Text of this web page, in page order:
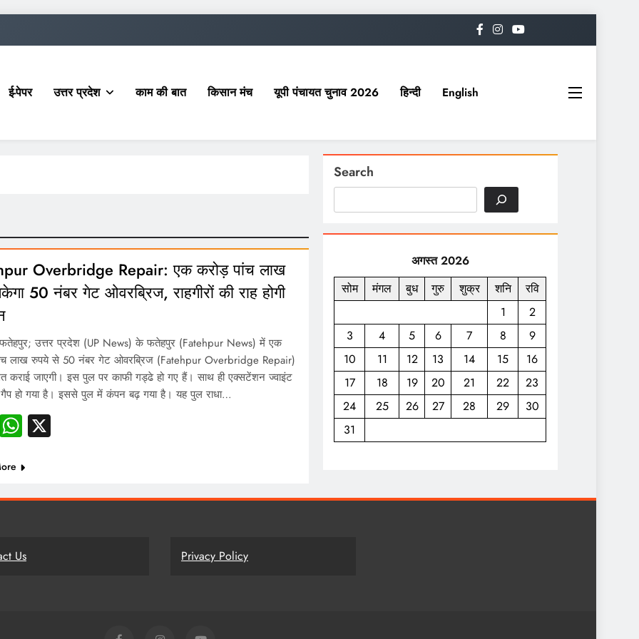
ई-पेपर उत्तर प्रदेश काम की बात किसान मंच यूपी पंचायत चुनाव 2026 हिन्दी English
Overbridge Repair: एक करोड़ पांच लाख
50 नंबर गेट ओवरब्रिज, राहगीरों की राह होगी
उत्तर प्रदेश (UP News) के फतेहपुर (Fatehpur News) में एक
लाख रुपये से 50 नंबर गेट ओवरब्रिज (Fatehpur Overbridge Repair)
कराई जाएगी। इस पुल पर काफी गड्ढे हो गए हैं। साथ ही एक्सटेंशन ज्वाइंट
हो गया है। इससे पुल में कंपन बढ़ गया है। यह पुल राधा…
WhatsApp
X
Search
अगस्त 2026
सोम
मंगल बुध गुरु शुक्र शनि
रवि
1
2
3
4 5 6 7 8
9
10
11 12 13 14 15
16
17
18 19 20 21 22
23
24
25 26 27 28 29
30
31
Us Privacy Policy